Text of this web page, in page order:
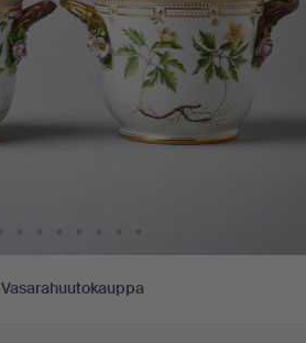
Vasarahuutokauppa